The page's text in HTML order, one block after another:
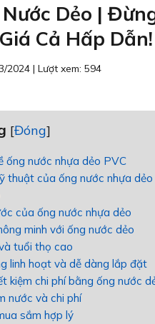
Dẻo |
Cả Hấp Dẫn!
2024 | Lượt xem: 594
[Đóng]
ống nước nhựa dẻo PVC
thuật của ống nước nhựa dẻo
của ống nước nhựa dẻo
minh với ống nước dẻo
tuổi thọ cao
linh hoạt và dễ dàng lắp đặt
kiệm chi phí bằng ống nước
nước và chi phí
sắm hợp lý